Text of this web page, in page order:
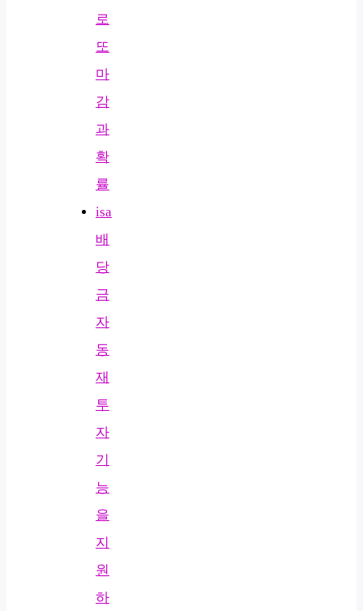
로
또
마
감
과
확
률
isa
배
당
금
자
동
재
투
자
기
능
을
지
원
하